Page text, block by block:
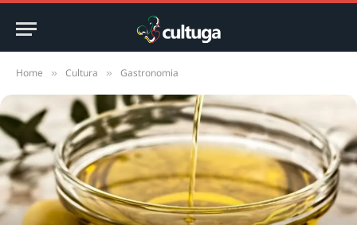
Home » Cultura » Gastronomia